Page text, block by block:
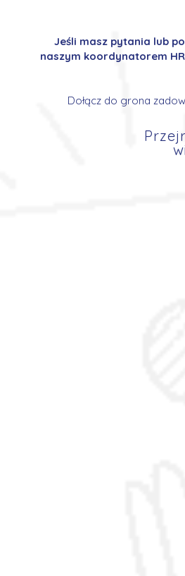
Jeśli masz pytania lub
naszym koordynatorem
Dołącz do grona